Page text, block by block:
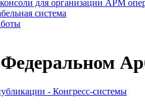
для организации АРМ
система
Федеральном
- Конгресс-системы